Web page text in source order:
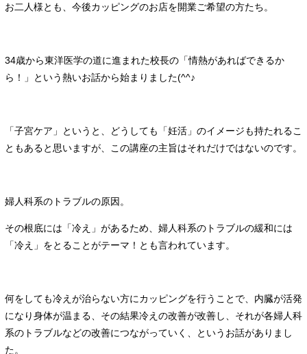
お二人様とも、今後カッピングのお店を開業ご希望の方たち。
34歳から東洋医学の道に進まれた校長の「情熱があればできるか
ら！」という熱いお話から始まりました(^^♪
「子宮ケア」というと、どうしても「妊活」のイメージも持たれるこ
ともあると思いますが、この講座の主旨はそれだけではないのです。
婦人科系のトラブルの原因。
その根底には「冷え」があるため、婦人科系のトラブルの緩和には
「冷え」をとることがテーマ！とも言われています。
何をしても冷えが治らない方にカッピングを行うことで、内臓が活発
になり身体が温まる、その結果冷えの改善が改善し、それが各婦人科
系のトラブルなどの改善につながっていく、というお話がありまし
た。